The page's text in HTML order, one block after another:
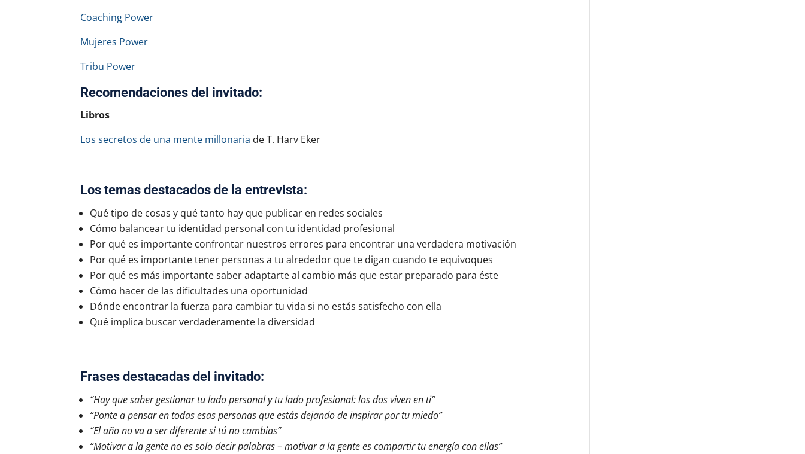
Coaching Power
Mujeres Power
Tribu Power
Recomendaciones del invitado:
Libros
Los secretos de una mente millonaria de T. Harv Eker
Los temas destacados de la entrevista:
Qué tipo de cosas y qué tanto hay que publicar en redes sociales
Cómo balancear tu identidad personal con tu identidad profesional
Por qué es importante confrontar nuestros errores para encontrar una verdadera motivación
Por qué es importante tener personas a tu alrededor que te digan cuando te equivoques
Por qué es más importante saber adaptarte al cambio más que estar preparado para éste
Cómo hacer de las dificultades una oportunidad
Dónde encontrar la fuerza para cambiar tu vida si no estás satisfecho con ella
Qué implica buscar verdaderamente la diversidad
Frases destacadas del invitado:
“Hay que saber gestionar tu lado personal y tu lado profesional: los dos viven en ti”
“Ponte a pensar en todas esas personas que estás dejando de inspirar por tu miedo”
“El año no va a ser diferente si tú no cambias”
“Motivar a la gente no es solo decir palabras – motivar a la gente es compartir tu energía con ellas”